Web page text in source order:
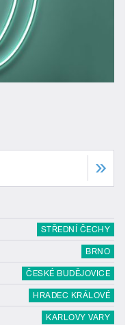
STŘEDNÍ ČECHY
BRNO
ČESKÉ BUDĚJOVICE
HRADEC KRÁLOVÉ
KARLOVY VARY